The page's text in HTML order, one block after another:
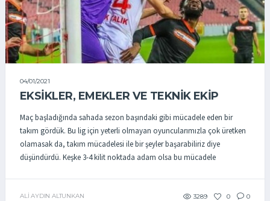
04/01/2021
EKSIKLER, EMEKLER VE TEKNIK EKIP
Maç başladığında sahada sezon başındaki gibi mücadele eden bir
takım gördük. Bu lig için yeterli olmayan oyuncularımızla çok üretken
olamasak da, takım mücadelesi ile bir şeyler başarabiliriz diye
düşündürdü. Keşke 3-4 kilit noktada adam olsa bu mücadele
ALI AYDIN ALTUNKAN 3289 0 0